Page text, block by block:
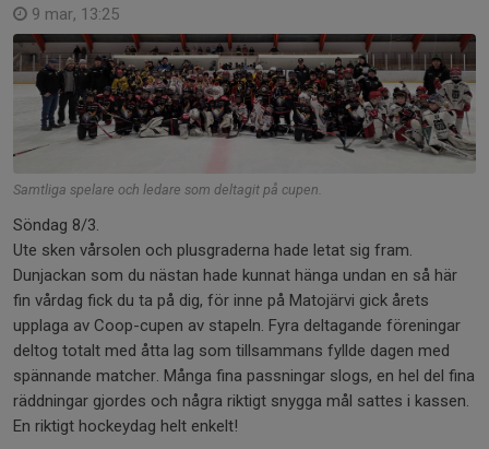
9 mar, 13:25
Samtliga spelare och ledare som deltagit på cupen.
Söndag 8/3.
Ute sken vårsolen och plusgraderna hade letat sig fram.
Dunjackan som du nästan hade kunnat hänga undan en så här
fin vårdag fick du ta på dig, för inne på Matojärvi gick årets
upplaga av Coop-cupen av stapeln. Fyra deltagande föreningar
deltog totalt med åtta lag som tillsammans fyllde dagen med
spännande matcher. Många fina passningar slogs, en hel del fina
räddningar gjordes och några riktigt snygga mål sattes i kassen.
En riktigt hockeydag helt enkelt!